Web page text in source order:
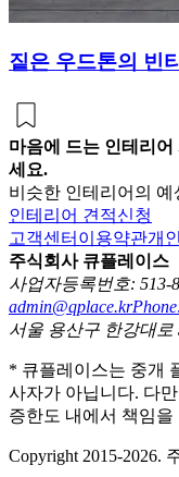
짙은 우드톤의 빈
마음에 드는 인테리
세요.
비슷한 인테리어의
인테리어 견적신청
고객센터 이용약관개
주식회사 큐플레이스
사업자등록번호: 513-
admin@qplace.kr
서울 용산구 한강대로
* 큐플레이스는 중개
사자가 아닙니다. 다
증한도 내에서 책임을
Copyright 2015-2026.